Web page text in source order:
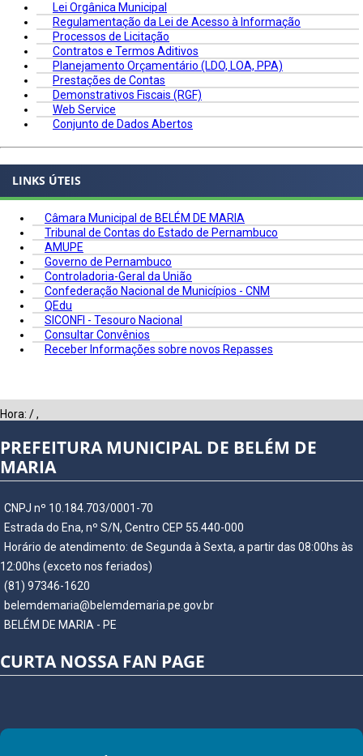
Lei Orgânica Municipal
Regulamentação da Lei de Acesso à Informação
Processos de Licitação
Contratos e Termos Aditivos
Planejamento Orçamentário (LDO, LOA, PPA)
Prestações de Contas
Demonstrativos Fiscais (RGF)
Web Service
Conjunto de Dados Abertos
LINKS ÚTEIS
Câmara Municipal de BELÉM DE MARIA
Tribunal de Contas do Estado de Pernambuco
AMUPE
Governo de Pernambuco
Controladoria-Geral da União
Confederação Nacional de Municípios - CNM
QEdu
SICONFI - Tesouro Nacional
Consultar Convênios
Receber Informações sobre novos Repasses
Hora: /,
PREFEITURA MUNICIPAL DE BELÉM DE
MARIA
CNPJ nº 10.184.703/0001-70
Estrada do Ena, nº S/N, Centro CEP 55.440-000
Horário de atendimento: de Segunda à Sexta, a partir das 08:00hs às
12:00hs (exceto nos feriados)
(81) 97346-1620
belemdemaria@belemdemaria.pe.gov.br
BELÉM DE MARIA - PE
CURTA NOSSA FAN PAGE